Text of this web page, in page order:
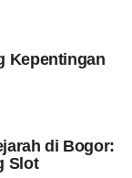
Kepentingan
di Bogor:
Slot